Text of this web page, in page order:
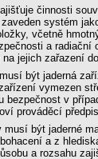
činnosti
systém
včetně
a
jejich zařazení
být jaderná
vymezen
bezpečnost v
prováděcí
být jaderné
a z
a rozsahu